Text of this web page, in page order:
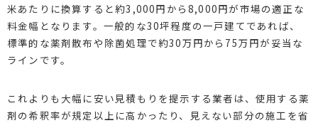
米あたりに換算すると約3,000円から8,000円が市場の適正な
料金幅となります。一般的な30坪程度の一戸建てであれば、
標準的な薬剤散布や除菌処理で約30万円から75万円が妥当な
ラインです。
これよりも大幅に安い見積もりを提示する業者は、使用する薬
剤の希釈率が規定以上に高かったり、見えない部分の施工を省